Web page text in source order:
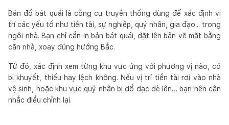
Bản đồ bát quái là công cụ truyền thống dùng để xác định vị
trí các yếu tố như tiền tài, sự nghiệp, quý nhân, gia đạo... trong
ngôi nhà. Bạn chỉ cần in bản bát quái, đặt lên bản vẽ mặt bằng
căn nhà, xoay đúng hướng Bắc.
Từ đó, xác định xem từng khu vực ứng với phương vị nào, có
bị khuyết, thiếu hay lệch không. Nếu vị trí tiền tài rơi vào nhà
vệ sinh, hoặc khu vực quý nhân bị đồ đạc đè lên… bạn nên cân
nhắc điều chỉnh lại.